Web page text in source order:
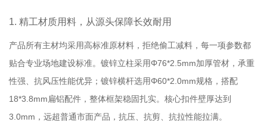
1. 精工材质用料，从源头保障长效耐用
产品所有主材均采用高标准原材料，拒绝偷工减料，每一项参数都
贴合专业场地建设标准。镀锌立柱采用Φ76*2.5mm加厚管材，承重
性强、抗风压性能优异；镀锌横杆选用Φ60*2.0mm规格，搭配
18*3.8mm扁铝配件，整体框架稳固扎实。核心扣件壁厚达到
3.0mm，远超普通市面产品，抗压、抗剪、抗拉性能拉满。